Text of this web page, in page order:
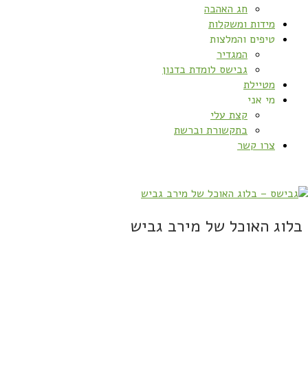
חג האהבה
מידות ומשקלות
טיפים והמלצות
המגדיר
גבישס לומדת בדנון
מטיילת
מי אני
קצת עלי
בתקשורת וברשת
צרו קשר
בלוג האוכל של מירב גביש